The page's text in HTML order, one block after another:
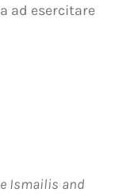
ad esercitare
Ismailis and